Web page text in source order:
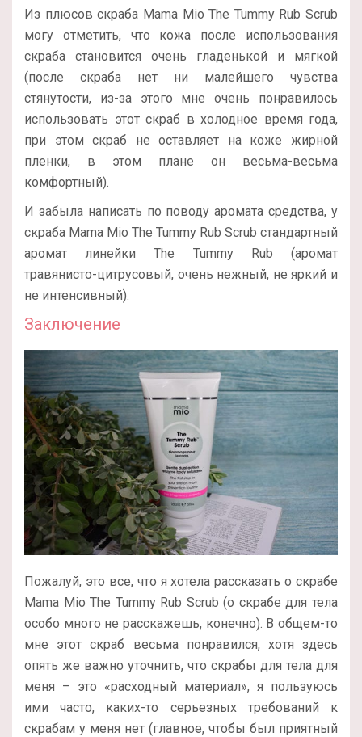
Из плюсов скраба Mama Mio The Tummy Rub Scrub
могу отметить, что кожа после использования
скраба становится очень гладенькой и мягкой
(после скраба нет ни малейшего чувства
стянутости, из-за этого мне очень понравилось
использовать этот скраб в холодное время года,
при этом скраб не оставляет на коже жирной
пленки, в этом плане он весьма-весьма
комфортный).
И забыла написать по поводу аромата средства, у
скраба Mama Mio The Tummy Rub Scrub стандартный
аромат линейки The Tummy Rub (аромат
травянисто-цитрусовый, очень нежный, не яркий и
не интенсивный).
Заключение
Пожалуй, это все, что я хотела рассказать о скрабе
Mama Mio The Tummy Rub Scrub (о скрабе для тела
особо много не расскажешь, конечно). В общем-то
мне этот скраб весьма понравился, хотя здесь
опять же важно уточнить, что скрабы для тела для
меня – это «расходный материал», я пользуюсь
ими часто, каких-то серьезных требований к
скрабам у меня нет (главное, чтобы был приятный